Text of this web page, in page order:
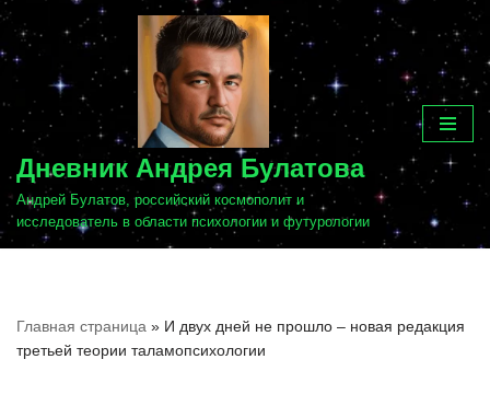
Перейти
к
содержимому
Дневник Андрея Булатова
Андрей Булатов, российский космополит и
исследователь в области психологии и футурологии
Главная страница » И двух дней не прошло – новая редакция
третьей теории таламопсихологии